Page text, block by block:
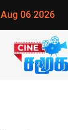
Aug 06 2026